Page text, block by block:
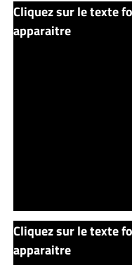
Cliquez sur le texte
apparaitreMais Calvin
Cliquez sur le texte
apparaitreL’autre